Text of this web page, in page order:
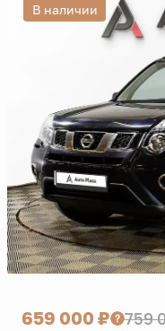
В наличии
659 000 ₽ 759